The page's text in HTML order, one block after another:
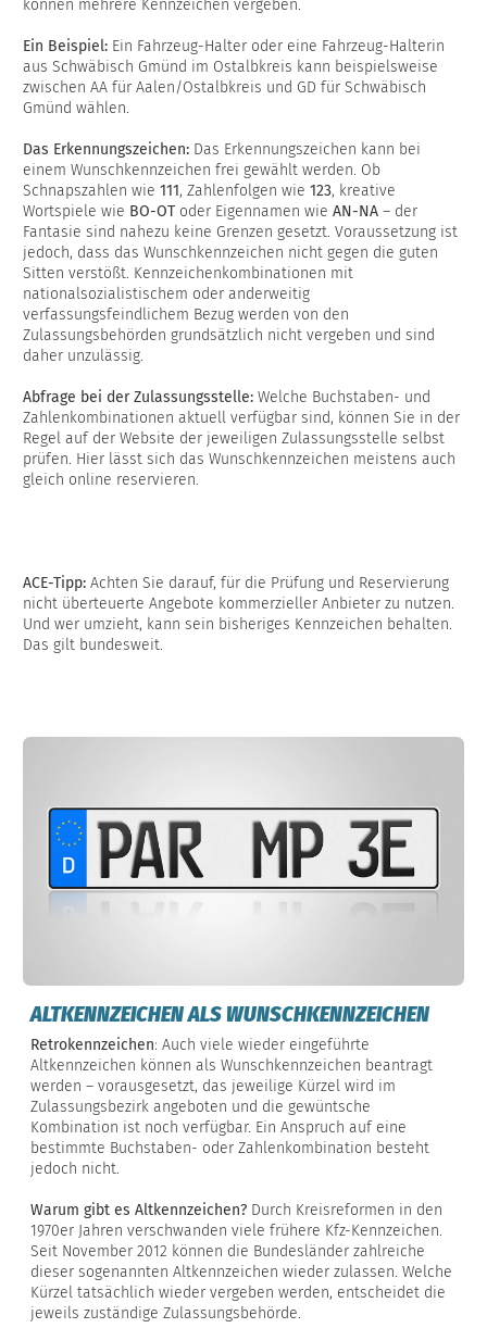
können mehrere Kennzeichen vergeben.
Ein Beispiel: Ein Fahrzeug-Halter oder eine Fahrzeug-Halterin
aus Schwäbisch Gmünd im Ostalbkreis kann beispielsweise
zwischen AA für Aalen/Ostalbkreis und GD für Schwäbisch
Gmünd wählen.
Das Erkennungszeichen: Das Erkennungszeichen kann bei
einem Wunschkennzeichen frei gewählt werden. Ob
Schnapszahlen wie 111, Zahlenfolgen wie 123, kreative
Wortspiele wie BO-OT oder Eigennamen wie AN-NA – der
Fantasie sind nahezu keine Grenzen gesetzt. Voraussetzung ist
jedoch, dass das Wunschkennzeichen nicht gegen die guten
Sitten verstößt. Kennzeichenkombinationen mit
nationalsozialistischem oder anderweitig
verfassungsfeindlichem Bezug werden von den
Zulassungsbehörden grundsätzlich nicht vergeben und sind
daher unzulässig.
Abfrage bei der Zulassungsstelle: Welche Buchstaben- und
Zahlenkombinationen aktuell verfügbar sind, können Sie in der
Regel auf der Website der jeweiligen Zulassungsstelle selbst
prüfen. Hier lässt sich das Wunschkennzeichen meistens auch
gleich online reservieren.
ACE-Tipp: Achten Sie darauf, für die Prüfung und Reservierung
nicht überteuerte Angebote kommerzieller Anbieter zu nutzen.
Und wer umzieht, kann sein bisheriges Kennzeichen behalten.
Das gilt bundesweit.
ALTKENNZEICHEN ALS WUNSCHKENNZEICHEN
Retrokennzeichen: Auch viele wieder eingeführte
Altkennzeichen können als Wunschkennzeichen beantragt
werden – vorausgesetzt, das jeweilige Kürzel wird im
Zulassungsbezirk angeboten und die gewüntsche
Kombination ist noch verfügbar. Ein Anspruch auf eine
bestimmte Buchstaben- oder Zahlenkombination besteht
jedoch nicht.
Warum gibt es Altkennzeichen? Durch Kreisreformen in den
1970er Jahren verschwanden viele frühere Kfz-Kennzeichen.
Seit November 2012 können die Bundesländer zahlreiche
dieser sogenannten Altkennzeichen wieder zulassen. Welche
Kürzel tatsächlich wieder vergeben werden, entscheidet die
jeweils zuständige Zulassungsbehörde.